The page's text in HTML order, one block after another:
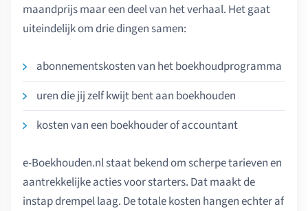
maandprijs maar een deel van het verhaal. Het gaat
uiteindelijk om drie dingen samen:
abonnementskosten van het boekhoudprogramma
uren die jij zelf kwijt bent aan boekhouden
kosten van een boekhouder of accountant
e-Boekhouden.nl staat bekend om scherpe tarieven en
aantrekkelijke acties voor starters. Dat maakt de
instap drempel laag. De totale kosten hangen echter af